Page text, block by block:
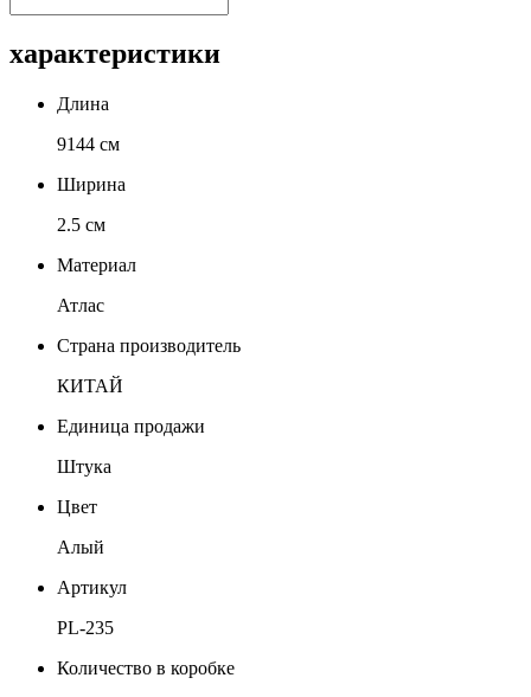
характеристики
Длина
9144 см
Ширина
2.5 см
Материал
Атлас
Страна производитель
КИТАЙ
Единица продажи
Штука
Цвет
Алый
Артикул
PL-235
Количество в коробке